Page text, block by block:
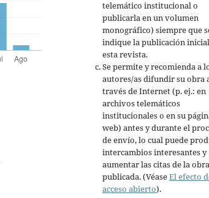
telemático institucional o
publicarla en un volumen
monográfico) siempre que
indique la publicación
esta revista.
Se permite y recomienda a
autores/as difundir su obra
través de Internet (p. ej.: en
archivos telemáticos
institucionales o en su
web) antes y durante el
de envío, lo cual puede
intercambios interesantes y
aumentar las citas de la obra
publicada. (VéaseEl efecto
acceso abierto).